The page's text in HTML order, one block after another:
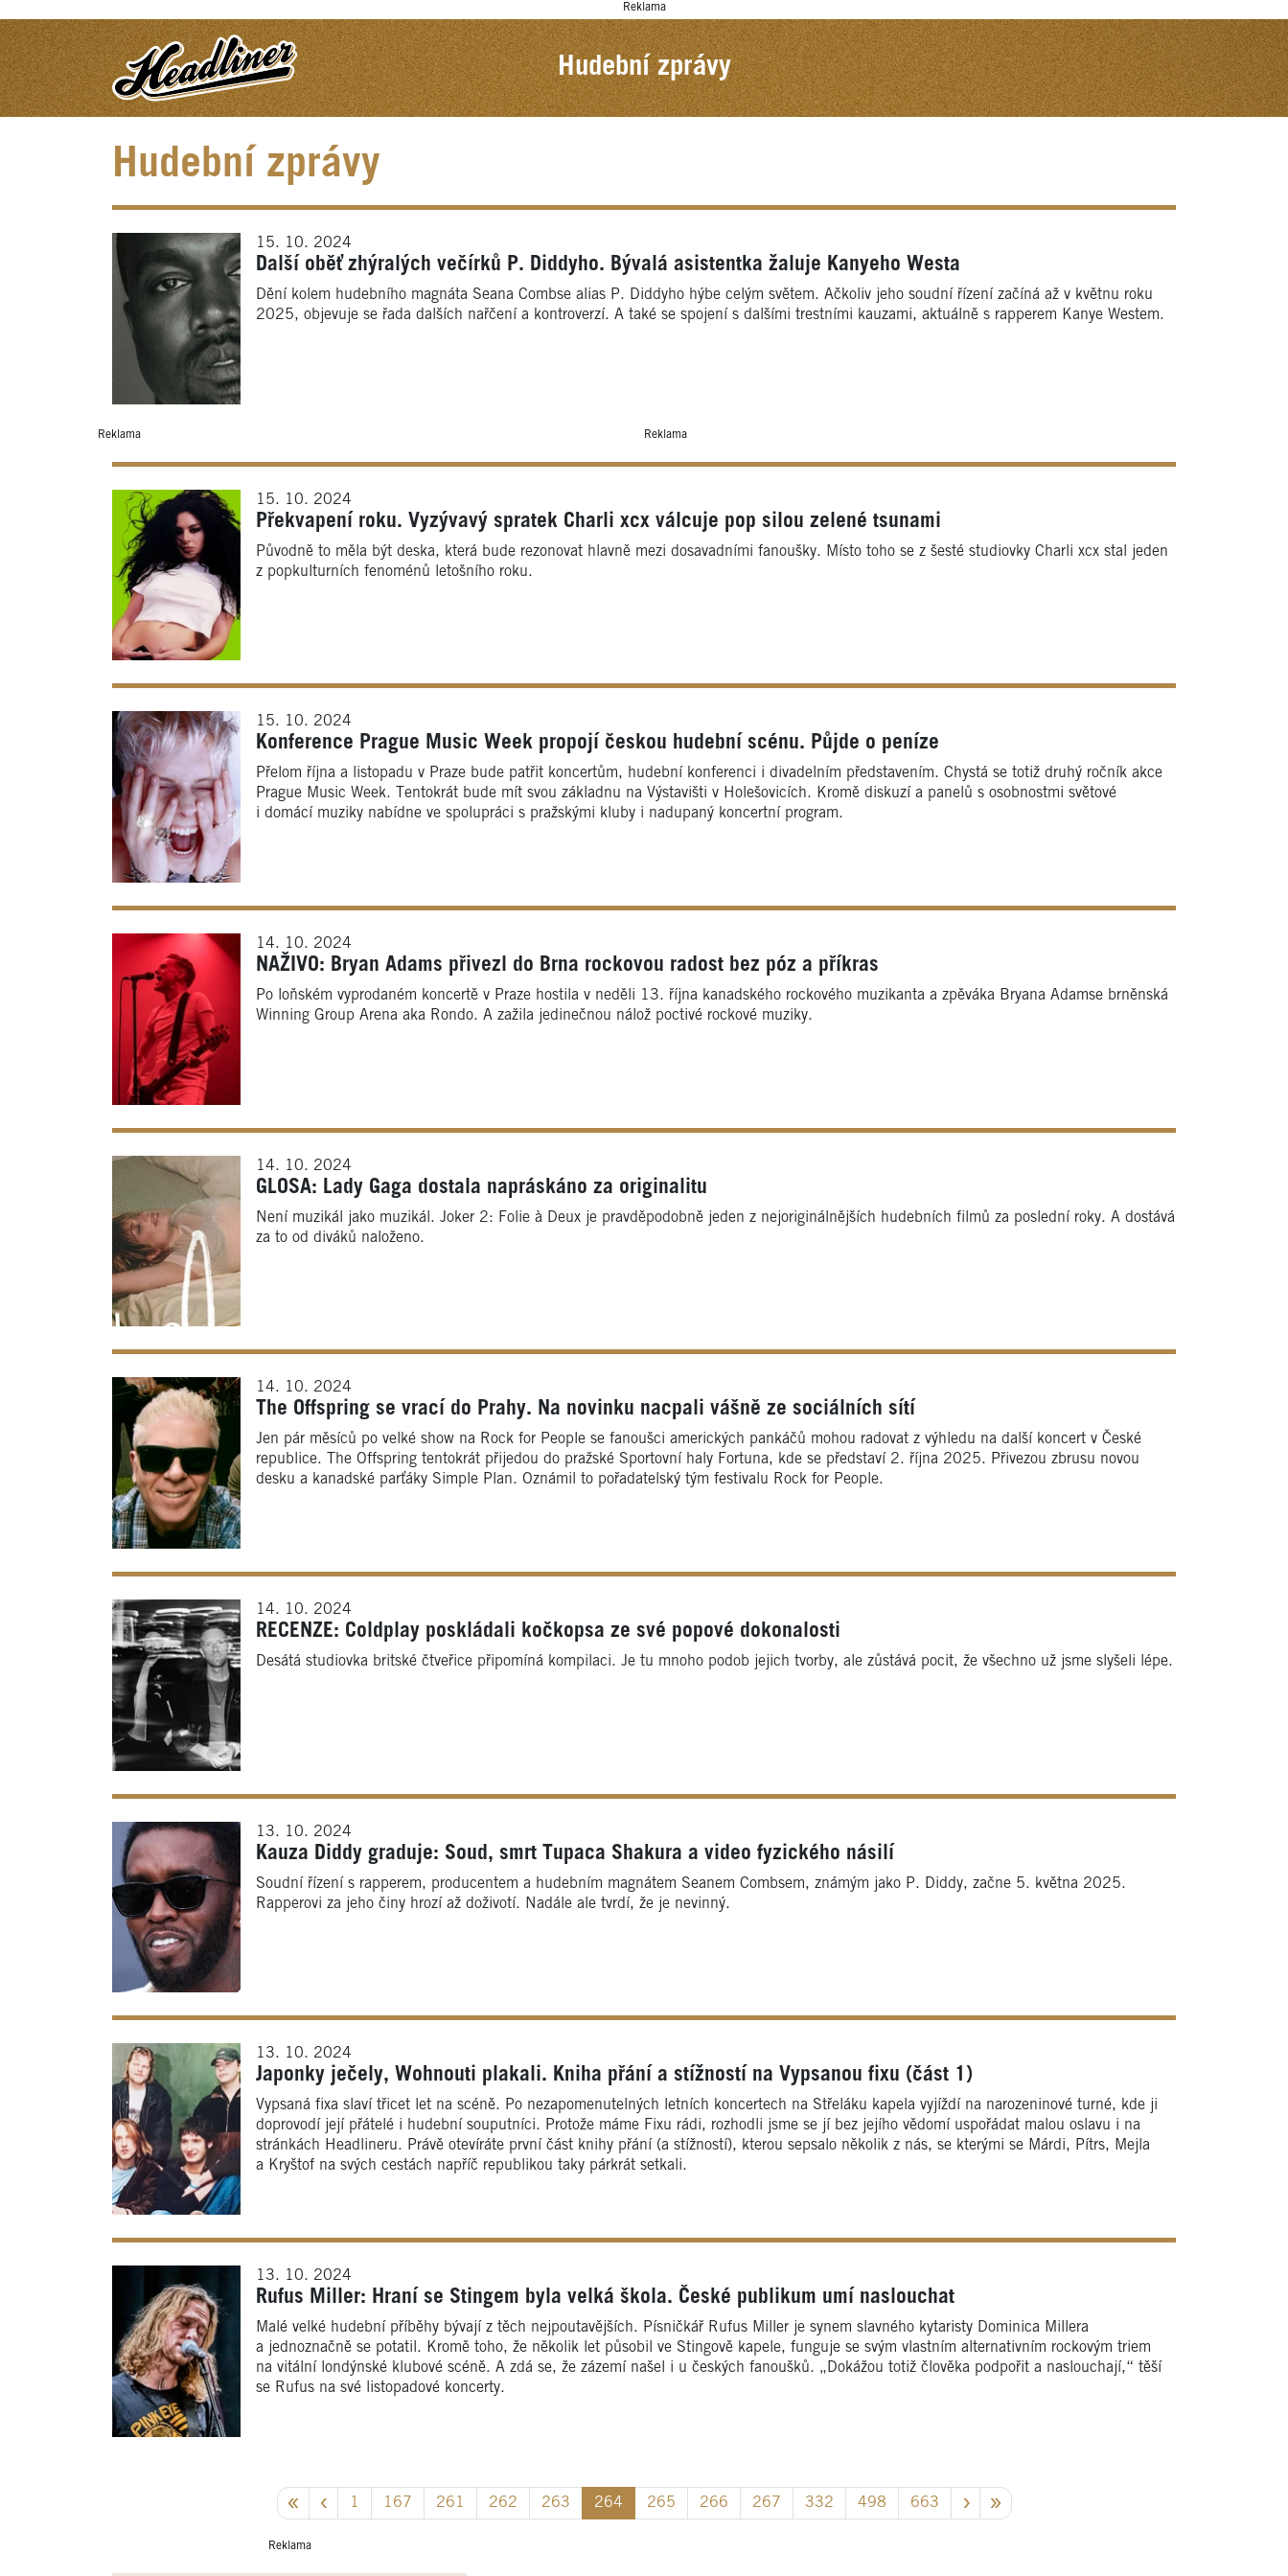
Reklama
Hudební zprávy
Hudební zprávy
15. 10. 2024
Další oběť zhýralých večírků P. Diddyho. Bývalá asistentka žaluje Kanyeho Westa
Dění kolem hudebního magnáta Seana Combse alias P. Diddyho hýbe celým světem. Ačkoliv jeho soudní řízení začíná až v květnu roku
2025, objevuje se řada dalších nařčení a kontroverzí. A také se spojení s dalšími trestními kauzami, aktuálně s rapperem Kanye Westem.
Reklama Reklama
15. 10. 2024
Překvapení roku. Vyzývavý spratek Charli xcx válcuje pop silou zelené tsunami
Původně to měla být deska, která bude rezonovat hlavně mezi dosavadními fanoušky. Místo toho se z šesté studiovky Charli xcx stal jeden
z popkulturních fenoménů letošního roku.
15. 10. 2024
Konference Prague Music Week propojí českou hudební scénu. Půjde o peníze
Přelom října a listopadu v Praze bude patřit koncertům, hudební konferenci i divadelním představením. Chystá se totiž druhý ročník akce
Prague Music Week. Tentokrát bude mít svou základnu na Výstavišti v Holešovicích. Kromě diskuzí a panelů s osobnostmi světové
i domácí muziky nabídne ve spolupráci s pražskými kluby i nadupaný koncertní program.
14. 10. 2024
NAŽIVO: Bryan Adams přivezl do Brna rockovou radost bez póz a příkras
Po loňském vyprodaném koncertě v Praze hostila v neděli 13. října kanadského rockového muzikanta a zpěváka Bryana Adamse brněnská
Winning Group Arena aka Rondo. A zažila jedinečnou nálož poctivé rockové muziky.
14. 10. 2024
GLOSA: Lady Gaga dostala napráskáno za originalitu
Není muzikál jako muzikál. Joker 2: Folie à Deux je pravděpodobně jeden z nejoriginálnějších hudebních filmů za poslední roky. A dostává
za to od diváků naloženo.
14. 10. 2024
The Offspring se vrací do Prahy. Na novinku nacpali vášně ze sociálních sítí
Jen pár měsíců po velké show na Rock for People se fanoušci amerických pankáčů mohou radovat z výhledu na další koncert v České
republice. The Offspring tentokrát přijedou do pražské Sportovní haly Fortuna, kde se představí 2. října 2025. Přivezou zbrusu novou
desku a kanadské parťáky Simple Plan. Oznámil to pořadatelský tým festivalu Rock for People.
14. 10. 2024
RECENZE: Coldplay poskládali kočkopsa ze své popové dokonalosti
Desátá studiovka britské čtveřice připomíná kompilaci. Je tu mnoho podob jejich tvorby, ale zůstává pocit, že všechno už jsme slyšeli lépe.
13. 10. 2024
Kauza Diddy graduje: Soud, smrt Tupaca Shakura a video fyzického násilí
Soudní řízení s rapperem, producentem a hudebním magnátem Seanem Combsem, známým jako P. Diddy, začne 5. května 2025.
Rapperovi za jeho činy hrozí až doživotí. Nadále ale tvrdí, že je nevinný.
13. 10. 2024
Japonky ječely, Wohnouti plakali. Kniha přání a stížností na Vypsanou fixu (část 1)
Vypsaná fixa slaví třicet let na scéně. Po nezapomenutelných letních koncertech na Střeláku kapela vyjíždí na narozeninové turné, kde ji
doprovodí její přátelé i hudební souputníci. Protože máme Fixu rádi, rozhodli jsme se jí bez jejího vědomí uspořádat malou oslavu i na
stránkách Headlineru. Právě otevíráte první část knihy přání (a stížností), kterou sepsalo několik z nás, se kterými se Márdi, Pítrs, Mejla
a Kryštof na svých cestách napříč republikou taky párkrát setkali.
13. 10. 2024
Rufus Miller: Hraní se Stingem byla velká škola. České publikum umí naslouchat
Malé velké hudební příběhy bývají z těch nejpoutavějších. Písničkář Rufus Miller je synem slavného kytaristy Dominica Millera
a jednoznačně se potatil. Kromě toho, že několik let působil ve Stingově kapele, funguje se svým vlastním alternativním rockovým triem
na vitální londýnské klubové scéně. A zdá se, že zázemí našel i u českých fanoušků. „Dokážou totiž člověka podpořit a naslouchají,“ těší
se Rufus na své listopadové koncerty.
1 167 261 262 263 264 265 266 267 332 498 663
Reklama